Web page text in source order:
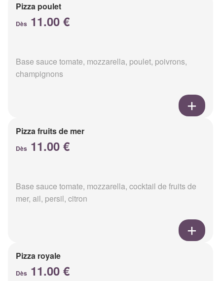
Pizza poulet
Dès 11.00 €
Base sauce tomate, mozzarella, poulet, poivrons,
champignons
Pizza fruits de mer
Dès 11.00 €
Base sauce tomate, mozzarella, cocktail de fruits de
mer, ail, persil, citron
Pizza royale
Dès 11.00 €